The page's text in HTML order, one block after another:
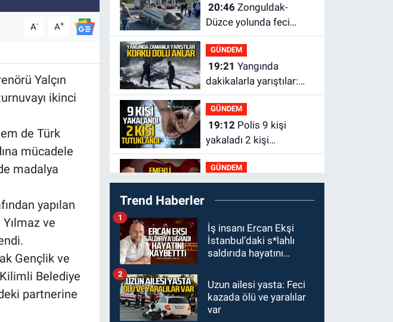
A- A+
Yalçın
ikinci
de Türk
mücadele
madalya
yapılan
ve
Gençlik ve
Belediye
partnerine
20:46Zonguldak-
Düzce yolunda feci
kaza: Çok sayıda yaralı
var
GÜNDEM
19:21
dakikalarla yarıştılar:
Korku dolu anlar
GÜNDEM
19:12Polis 9 kişi
yakaladı 2 kişi
tutuklandı
GÜNDEM
18:47Emekli
öğretmenler kahve
edildi
SPOR
16:30Zonguldakspor
için muhteşem klip
Zonguldak
15:41Zeki Tosun
ölümünün birinci yılında
Trend Haberler
İş insanı Ercan Ekşi
İstanbul’daki s*lahlı
saldırıda hayatını
1
Uzun ailesi yasta: Feci
kazada ölü ve yaralılar
var
2